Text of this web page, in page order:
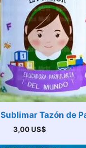
Tazón de
3,00 US$